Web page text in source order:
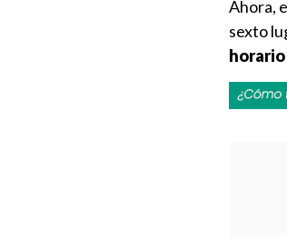
Ahora,
sexto